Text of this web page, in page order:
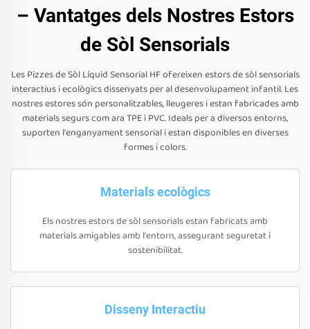
– Vantatges dels Nostres Estors
de Sòl Sensorials
Les Pizzes de Sòl Líquid Sensorial HF ofereixen estors de sòl sensorials
interactius i ecològics dissenyats per al desenvolupament infantil. Les
nostres estores són personalitzables, lleugeres i estan fabricades amb
materials segurs com ara TPE i PVC. Ideals per a diversos entorns,
suporten l'enganyament sensorial i estan disponibles en diverses
formes i colors.
Materials ecològics
Els nostres estors de sòl sensorials estan fabricats amb
materials amigables amb l'entorn, assegurant seguretat i
sostenibilitat.
Disseny Interactiu